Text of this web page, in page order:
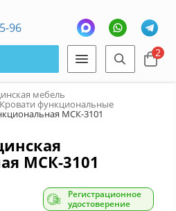
96
2
мебель
Кровати функциональные
МСК-3101
МСК-3101
Регистрационное
удостоверение